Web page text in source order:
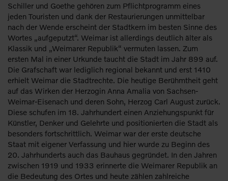
Schiller und Goethe gehören zum Pflichtprogramm eines
jeden Touristen und dank der Restaurierungen unmittelbar
nach der Wende erscheint der Stadtkern im besten Sinne des
Wortes „aufgeputzt“. Weimar ist allerdings deutlich älter als
Klassik und „Weimarer Republik“ vermuten lassen. Zum
ersten Mal in einer Urkunde taucht die Stadt im Jahr 899 auf.
Die Grafschaft war lediglich regional bekannt und erst 1410
erhielt Weimar die Stadtrechte. Die heutige Berühmtheit geht
auf das Wirken der Herzogin Anna Amalia von Sachsen-
Weimar-Eisenach und deren Sohn, Herzog Carl August zurück.
Diese schufen im 18. Jahrhundert einen Anziehungspunkt für
Künstler, Denker und Gelehrte und positionierten die Stadt als
besonders fortschrittlich. Weimar war der erste deutsche
Staat mit eigener Verfassung und hier wurde zu Beginn des
20. Jahrhunderts auch das Bauhaus gegründet. In den Jahren
zwischen 1919 und 1933 erinnerte die Weimarer Republik an
die Bedeutung des Ortes und heute zählen zahlreiche